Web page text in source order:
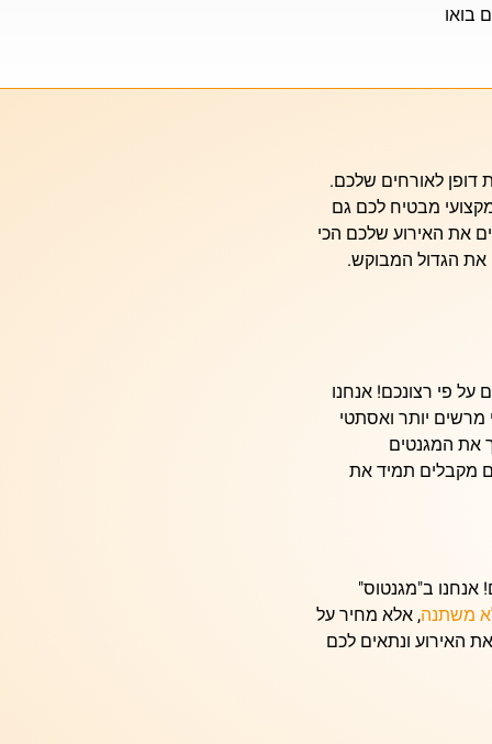
בואו
דופן לאורחים שלכם.
מבטיח לכם גם
את האירוע שלכם הכי
את הגדול המבוקש.
פי רצונכם! אנחנו
יותר ואסתטי
את המגנטים
מקבלים תמיד את
ב"מגנטוס"
משתנה, אלא מחיר על
האירוע ונתאים לכם